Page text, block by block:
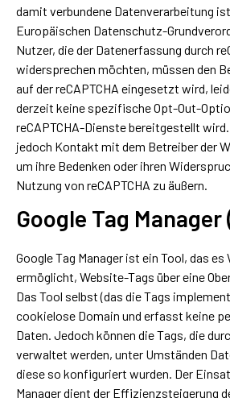
damit verbundene Datenverarbeitung
Europäischen Datenschutz-
Nutzer, die der Datenerfassung durch
widersprechen möchten, müssen den
auf der reCAPTCHA eingesetzt wird,
derzeit keine spezifische Opt-Out-
reCAPTCHA-Dienste bereitgestellt
jedoch Kontakt mit dem Betreiber der
um ihre Bedenken oder ihren
Nutzung von reCAPTCHA zu äußern.
Google Tag
Google Tag Manager ist ein Tool, das
ermöglicht, Website-Tags über eine
Das Tool selbst (das die Tags
cookielose Domain und erfasst keine
Daten. Jedoch können die Tags, die
verwaltet werden, unter Umständen
diese so konfiguriert wurden. Der
Manager dient der Effizienzsteigerung